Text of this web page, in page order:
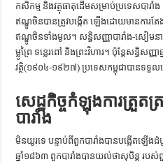
កសិកម្ម និងវត្ថុធាតុដើមសម្រាប់ប្រទេសបារ
ឥណ្ឌូចិនបានត្រូវបង្កើត ឡើងដោយមានការ
ឥណ្ឌូចិនទាំងមូល។ សន្ធិសញ្ញាបារាំង-សៀមនាឆ្
ម្លូព្រៃ ទន្លេរពៅ និងព្រះវិហារ។ ប៉ុន្តែសន្ធិសញ្
វត្ថិ(១៩០៤-១៩២៧) ប្រទេសកម្ពុជាបានទទួ
សេដ្ឋកិច្ចកំឡុងការត្រួ
បារាំង
មិនយូរទេ បន្ទាប់ពីពួកបារាំងបានបង្កើតឡើង
ឆ្នាំ១៨៦៣ ពួកបារាំងបានយល់ថាសុបិន្ត របស់